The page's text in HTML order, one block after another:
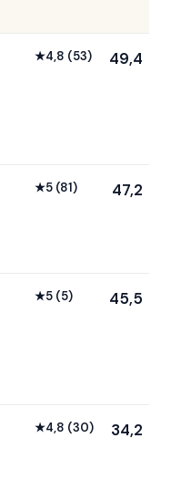
★4,8 (53) 49,4
★5 (81) 47,2
★5 (5) 45,5
★4,8 (30) 34,2